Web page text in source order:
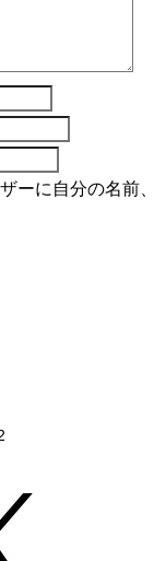
ーに自分の名前、